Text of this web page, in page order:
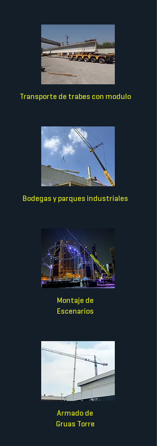
Transporte de trabes con modulo
Bodegas y parques industriales
Montaje de
Escenarios
Armado de
Gruas Torre